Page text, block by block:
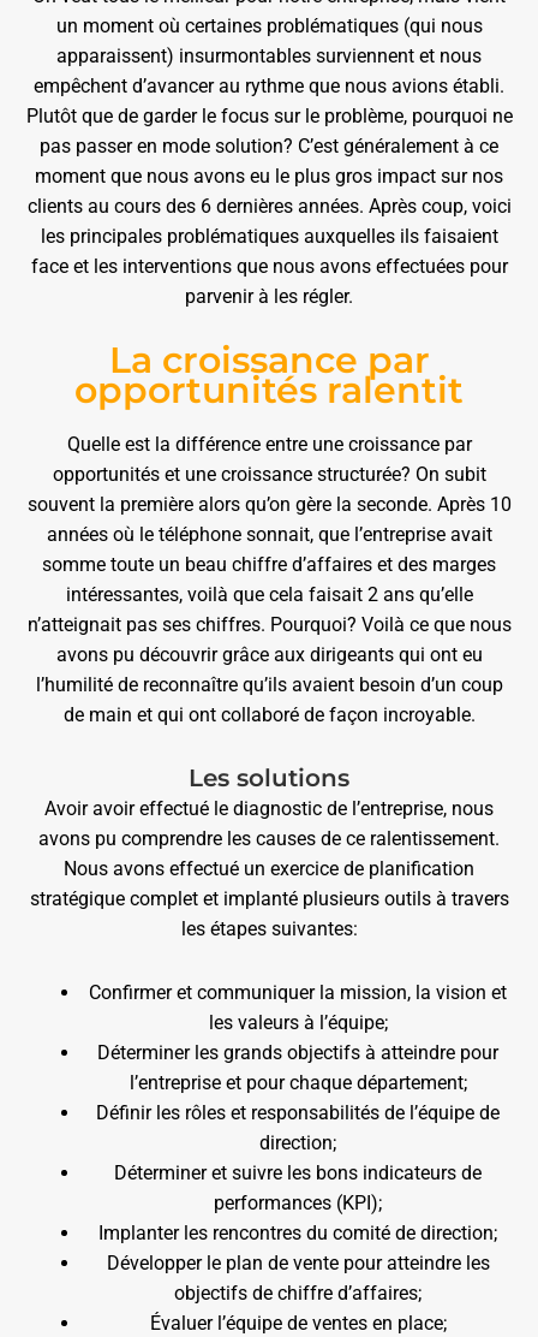
un moment où certaines problématiques (qui nous
apparaissent) insurmontables surviennent et nous
empêchent d’avancer au rythme que nous avions établi.
Plutôt que de garder le focus sur le problème, pourquoi ne
pas passer en mode solution? C’est généralement à ce
moment que nous avons eu le plus gros impact sur nos
clients au cours des 6 dernières années. Après coup, voici
les principales problématiques auxquelles ils faisaient
face et les interventions que nous avons effectuées pour
parvenir à les régler.
La croissance par
opportunités ralentit
Quelle est la différence entre une croissance par
opportunités et une croissance structurée? On subit
souvent la première alors qu’on gère la seconde. Après 10
années où le téléphone sonnait, que l’entreprise avait
somme toute un beau chiffre d’affaires et des marges
intéressantes, voilà que cela faisait 2 ans qu’elle
n’atteignait pas ses chiffres. Pourquoi? Voilà ce que nous
avons pu découvrir grâce aux dirigeants qui ont eu
l’humilité de reconnaître qu’ils avaient besoin d’un coup
de main et qui ont collaboré de façon incroyable.
Les solutions
Avoir avoir effectué le diagnostic de l’entreprise, nous
avons pu comprendre les causes de ce ralentissement.
Nous avons effectué un exercice de planification
stratégique complet et implanté plusieurs outils à travers
les étapes suivantes:
Confirmer et communiquer la mission, la vision et
les valeurs à l’équipe;
Déterminer les grands objectifs à atteindre pour
l’entreprise et pour chaque département;
Définir les rôles et responsabilités de l’équipe de
direction;
Déterminer et suivre les bons indicateurs de
performances (KPI);
Implanter les rencontres du comité de direction;
Développer le plan de vente pour atteindre les
objectifs de chiffre d’affaires;
Évaluer l’équipe de ventes en place;